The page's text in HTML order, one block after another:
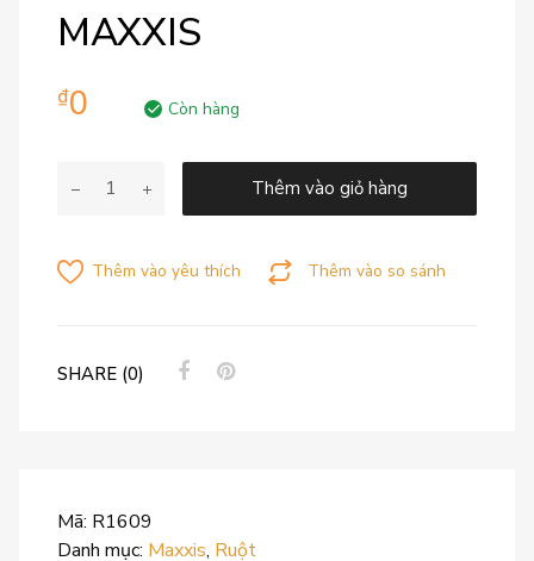
MAXXIS
₫0 Còn hàng
Thêm vào giỏ hàng
Thêm vào so sánh
Thêm vào yêu thích
SHARE (0)
Mã: R1609
Danh mục: Maxxis, Ruột